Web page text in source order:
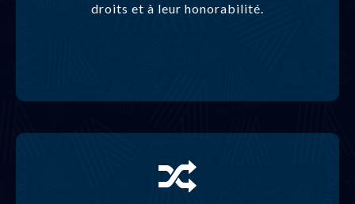
droits et à leur honorabilité.